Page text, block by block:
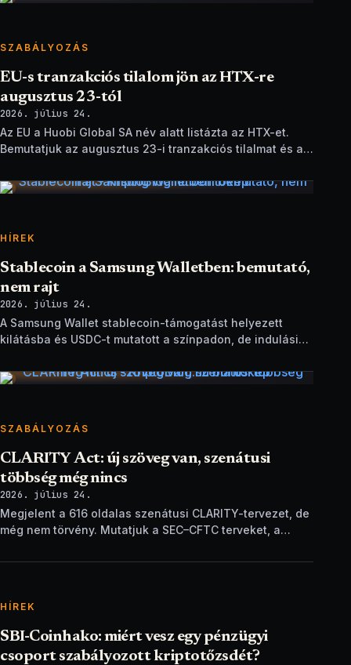
SZABÁLYOZÁS
EU-s tranzakciós tilalom jön az HTX-re
augusztus 23-tól
2026. július 24.
Az EU a Huobi Global SA név alatt listázta az HTX-et.
Bemutatjuk az augusztus 23-i tranzakciós tilalmat és a
HÍREK
Stablecoin a Samsung Walletben: bemutató,
nem rajt
2026. július 24.
A Samsung Wallet stablecoin-támogatást helyezett
kilátásba és USDC-t mutatott a színpadon, de indulási
SZABÁLYOZÁS
CLARITY Act: új szöveg van, szenátusi
többség még nincs
2026. július 24.
Megjelent a 616 oldalas szenátusi CLARITY-tervezet, de
még nem törvény. Mutatjuk a SEC–CFTC terveket, a
HÍREK
SBI-Coinhako: miért vesz egy pénzügyi
csoport szabályozott kriptotőzsdét?